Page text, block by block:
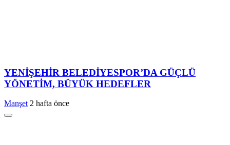
YENİŞEHİR BELEDİYESPOR’DA GÜÇLÜ
YÖNETİM, BÜYÜK HEDEFLER
Manşet 2 hafta önce